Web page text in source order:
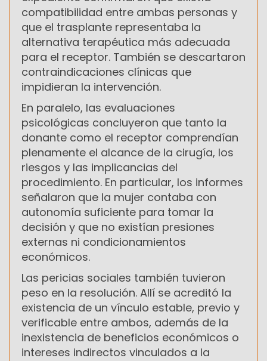
compatibilidad entre ambas personas y
que el trasplante representaba la
alternativa terapéutica más adecuada
para el receptor. También se descartaron
contraindicaciones clínicas que
impidieran la intervención.
En paralelo, las evaluaciones
psicológicas concluyeron que tanto la
donante como el receptor comprendían
plenamente el alcance de la cirugía, los
riesgos y las implicancias del
procedimiento. En particular, los informes
señalaron que la mujer contaba con
autonomía suficiente para tomar la
decisión y que no existían presiones
externas ni condicionamientos
económicos.
Las pericias sociales también tuvieron
peso en la resolución. Allí se acreditó la
existencia de un vínculo estable, previo y
verificable entre ambos, además de la
inexistencia de beneficios económicos o
intereses indirectos vinculados a la